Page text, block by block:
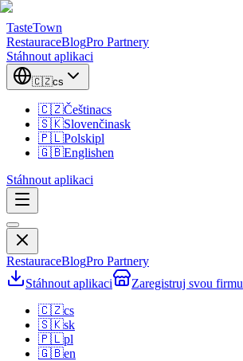
TasteTown
RestauraceBlogPro Partnery
Stáhnout aplikaci
🇨🇿cs
🇨🇿Češtinacs
🇸🇰Slovenčinask
🇵🇱Polskipl
🇬🇧Englishen
Stáhnout aplikaci
RestauraceBlogPro Partnery
Stáhnout aplikaci
Zaregistruj svou firmu
🇨🇿cs
🇸🇰sk
🇵🇱pl
🇬🇧en